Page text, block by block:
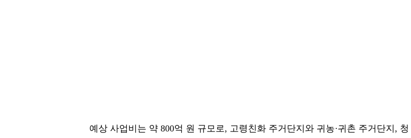
예상 사업비는 약 800억 원 규모로, 고령친화 주거단지와 귀농·귀촌 주거단지, 청